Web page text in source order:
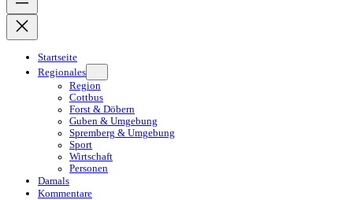
Startseite
Regionales
Region
Cottbus
Forst & Döbern
Guben & Umgebung
Spremberg & Umgebung
Sport
Wirtschaft
Personen
Damals
Kommentare